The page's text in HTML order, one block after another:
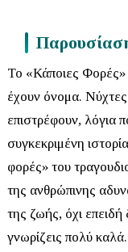
Το «Κάποιες Φορές»
έχουν όνομα.
επιστρέφουν, λόγια
συγκεκριμένη
φορές» του
της ανθρώπινης
της ζωής, όχι επειδή
γνωρίζεις πολύ καλά.